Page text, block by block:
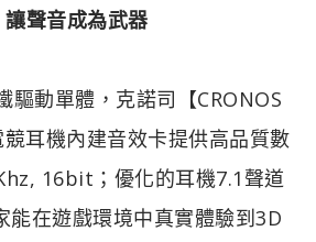
聲音成為武器
驅動單體，克諾司【CRONOS
耳機內建音效卡提供高品質數
16bit；優化的耳機7.1聲道
能在遊戲環境中真實體驗到3D